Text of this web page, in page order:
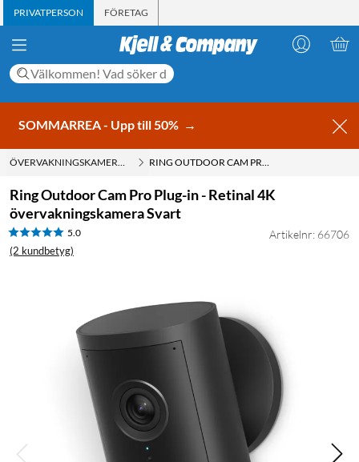
PRIVATPERSON FÖRETAG
SOMMARREA - Upp till 50% →
ÖVERVAKNINGSKAMEROR UTOMHUS RING OUTDOOR CAM PRO PLUG-IN - RETINAL 4K ÖVERVAKNINGSKAMERA SVART
Ring Outdoor Cam Pro Plug-in - Retinal 4K
övervakningskamera Svart
5.0
(2 kundbetyg)
Artikelnr: 66706